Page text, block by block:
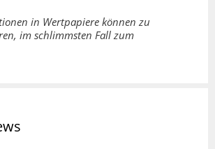
in Wertpapiere können zu
im schlimmsten Fall zum